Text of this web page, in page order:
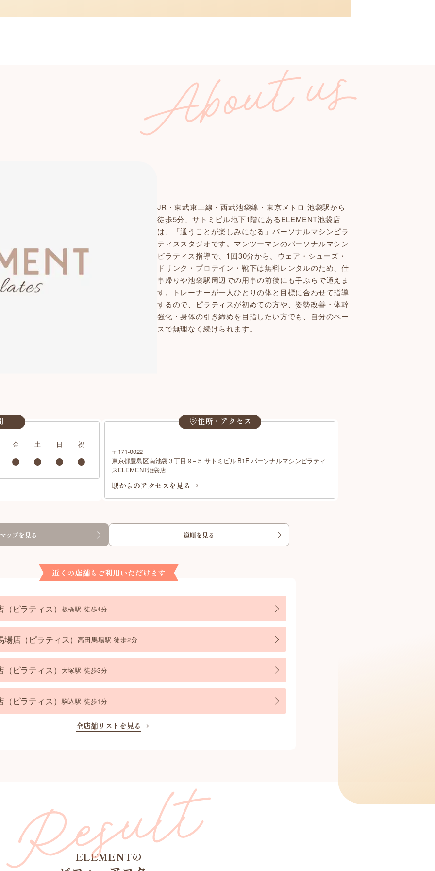
JR・東武東上線・西武池袋線・東京メトロ 池袋駅から
徒歩5分、サトミビル地下1階にあるELEMENT池袋店
は、「通うことが楽しみになる」パーソナルマシンピラ
ティススタジオです。マンツーマンのパーソナルマシン
ピラティス指導で、1回30分から。ウェア・シューズ・
ドリンク・プロテイン・靴下は無料レンタルのため、仕
事帰りや池袋駅周辺での用事の前後にも手ぶらで通えま
す。トレーナーが一人ひとりの体と目標に合わせて指導
するので、ピラティスが初めての方や、姿勢改善・体幹
強化・身体の引き締めを目指したい方でも、自分のペー
スで無理なく続けられます。
金 土 日 祝
住所・アクセス
〒171-0022
東京都豊島区南池袋３丁目９−５ サトミビル B1F パーソナルマシンピラティ
スELEMENT池袋店
駅からのアクセスを見る
マップを見る 道順を見る
近くの店舗もご利用いただけます
ピラティス） 板橋駅 徒歩4分
場店（ピラティス）高田馬場駅 徒歩2分
ピラティス） 大塚駅 徒歩3分
ピラティス） 駒込駅 徒歩1分
全店舗リストを見る
ELEMENTの